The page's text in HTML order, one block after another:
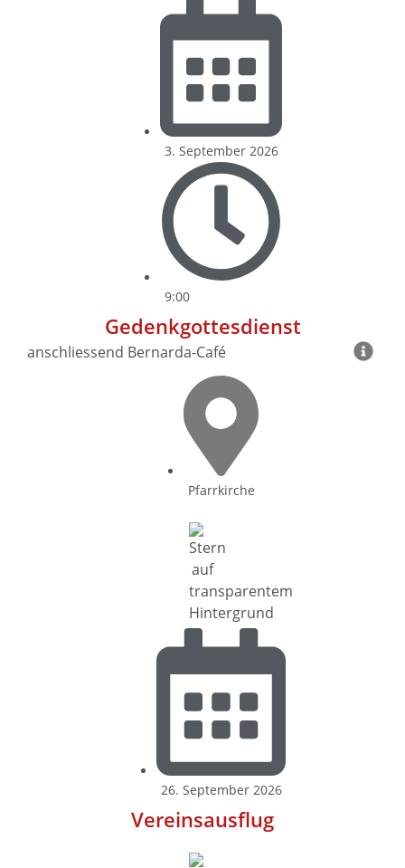
3. September 2026
9:00
Gedenkgottesdienst
anschliessend Bernarda-Café
Pfarrkirche
26. September 2026
Vereinsausflug